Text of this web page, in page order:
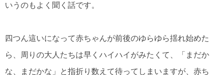
いうのもよく聞く話です。
四つん這いになって赤ちゃんが前後のゆらゆら揺れ始めた
ら、周りの大人たちは早くハイハイがみたくて、「まだか
な、まだかな」と指折り数えて待ってしまいますが、赤ち